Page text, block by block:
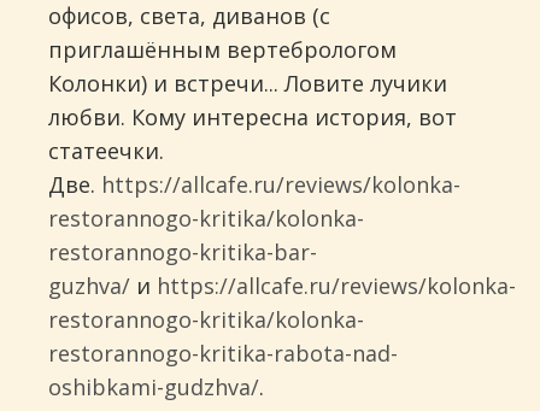
офисов, света, диванов (с
приглашённым вертебрологом
Колонки) и встречи... Ловите лучики
любви. Кому интересна история, вот
статеечки.
Две. https://allcafe.ru/reviews/kolonka-
restorannogo-kritika/kolonka-
restorannogo-kritika-bar-
guzhva/ и https://allcafe.ru/reviews/kolonka-
restorannogo-kritika/kolonka-
restorannogo-kritika-rabota-nad-
oshibkami-gudzhva/.